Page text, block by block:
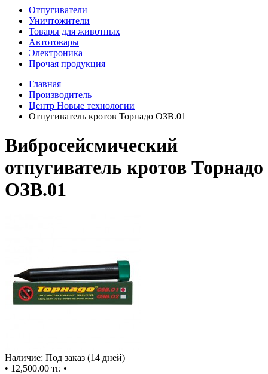
Отпугиватели
Уничтожители
Товары для животных
Автотовары
Электроника
Прочая продукция
Главная
Производитель
Центр Новые технологии
Отпугиватель кротов Торнадо ОЗВ.01
Вибросейсмический
отпугиватель кротов Торнадо
ОЗВ.01
Наличие: Под заказ (14 дней)
• 12,500.00 тг. •